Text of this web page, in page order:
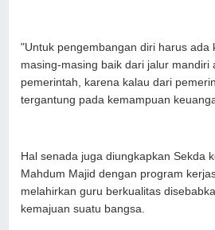
"Untuk pengembangan diri harus ada
masing-masing baik dari jalur mandiri
pemerintah, karena kalau dari
tergantung pada kemampuan
Hal senada juga diungkapkan Sekda
Mahdum Majid dengan program
melahirkan guru berkualitas
kemajuan suatu bangsa.